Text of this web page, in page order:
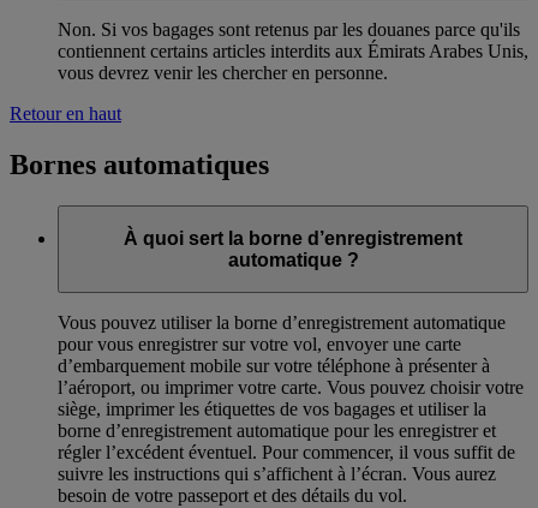
Non. Si vos bagages sont retenus par les douanes parce qu'ils
contiennent certains articles interdits aux Émirats Arabes Unis,
vous devrez venir les chercher en personne.
Retour en haut
Bornes automatiques
À quoi sert la borne d’enregistrement
automatique ?
Vous pouvez utiliser la borne d’enregistrement automatique
pour vous enregistrer sur votre vol, envoyer une carte
d’embarquement mobile sur votre téléphone à présenter à
l’aéroport, ou imprimer votre carte. Vous pouvez choisir votre
siège, imprimer les étiquettes de vos bagages et utiliser la
borne d’enregistrement automatique pour les enregistrer et
régler l’excédent éventuel. Pour commencer, il vous suffit de
suivre les instructions qui s’affichent à l’écran. Vous aurez
besoin de votre passeport et des détails du vol.